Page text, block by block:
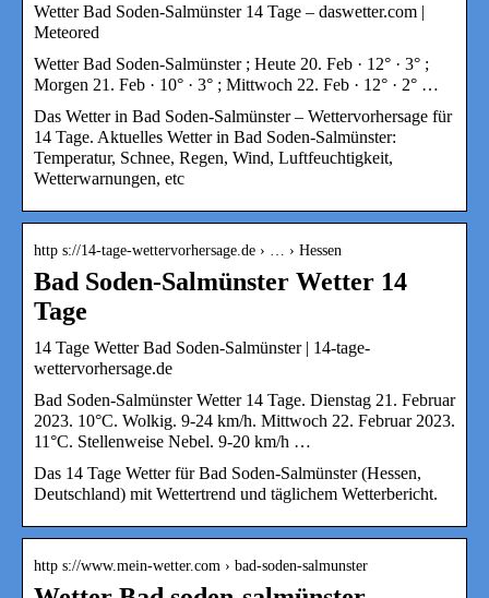
Wetter Bad Soden-Salmünster 14 Tage – daswetter.com |
Meteored
Wetter Bad Soden-Salmünster ; Heute 20. Feb · 12° · 3° ;
Morgen 21. Feb · 10° · 3° ; Mittwoch 22. Feb · 12° · 2° …
Das Wetter in Bad Soden-Salmünster – Wettervorhersage für
14 Tage. Aktuelles Wetter in Bad Soden-Salmünster:
Temperatur, Schnee, Regen, Wind, Luftfeuchtigkeit,
Wetterwarnungen, etc
http s://14-tage-wettervorhersage.de › … › Hessen
Bad Soden-Salmünster Wetter 14
Tage
14 Tage Wetter Bad Soden-Salmünster | 14-tage-
wettervorhersage.de
Bad Soden-Salmünster Wetter 14 Tage. Dienstag 21. Februar
2023. 10°C. Wolkig. 9-24 km/h. Mittwoch 22. Februar 2023.
11°C. Stellenweise Nebel. 9-20 km/h …
Das 14 Tage Wetter für Bad Soden-Salmünster (Hessen,
Deutschland) mit Wettertrend und täglichem Wetterbericht.
http s://www.mein-wetter.com › bad-soden-salmunster